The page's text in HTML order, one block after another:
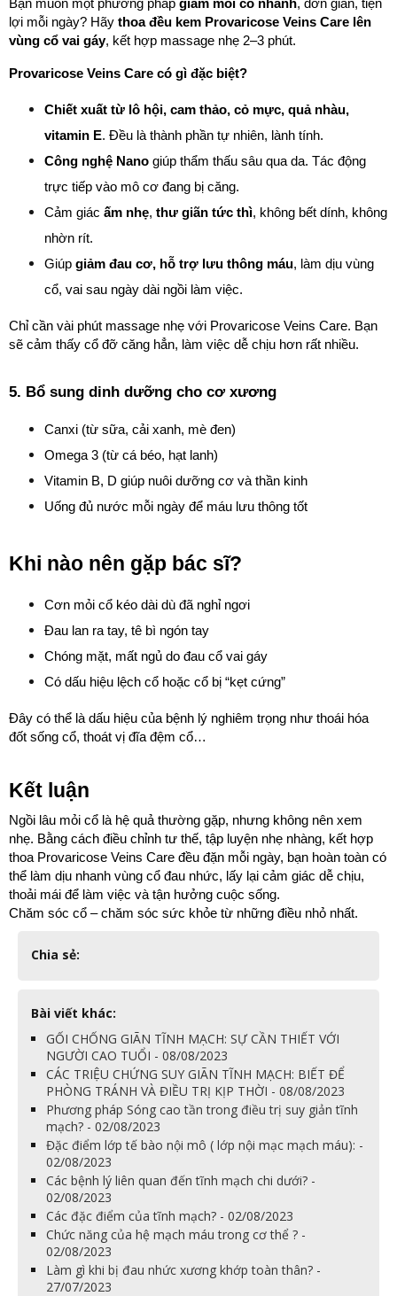
Bạn muốn một phương pháp giảm mỏi cổ nhanh, đơn giản, tiện
lợi mỗi ngày? Hãy thoa đều kem Provaricose Veins Care lên
vùng cổ vai gáy, kết hợp massage nhẹ 2–3 phút.
Provaricose Veins Care có gì đặc biệt?
Chiết xuất từ lô hội, cam thảo, cỏ mực, quả nhàu,
vitamin E. Đều là thành phần tự nhiên, lành tính.
Công nghệ Nano giúp thẩm thấu sâu qua da. Tác động
trực tiếp vào mô cơ đang bị căng.
Cảm giác ấm nhẹ, thư giãn tức thì, không bết dính, không
nhờn rít.
Giúp giảm đau cơ, hỗ trợ lưu thông máu, làm dịu vùng
cổ, vai sau ngày dài ngồi làm việc.
Chỉ cần vài phút massage nhẹ với Provaricose Veins Care. Bạn
sẽ cảm thấy cổ đỡ căng hẳn, làm việc dễ chịu hơn rất nhiều.
5. Bổ sung dinh dưỡng cho cơ xương
Canxi (từ sữa, cải xanh, mè đen)
Omega 3 (từ cá béo, hạt lanh)
Vitamin B, D giúp nuôi dưỡng cơ và thần kinh
Uống đủ nước mỗi ngày để máu lưu thông tốt
Khi nào nên gặp bác sĩ?
Cơn mỏi cổ kéo dài dù đã nghỉ ngơi
Đau lan ra tay, tê bì ngón tay
Chóng mặt, mất ngủ do đau cổ vai gáy
Có dấu hiệu lệch cổ hoặc cổ bị “kẹt cứng”
Đây có thể là dấu hiệu của bệnh lý nghiêm trọng như thoái hóa
đốt sống cổ, thoát vị đĩa đệm cổ…
Kết luận
Ngồi lâu mỏi cổ là hệ quả thường gặp, nhưng không nên xem
nhẹ. Bằng cách điều chỉnh tư thế, tập luyện nhẹ nhàng, kết hợp
thoa Provaricose Veins Care đều đặn mỗi ngày, bạn hoàn toàn có
thể làm dịu nhanh vùng cổ đau nhức, lấy lại cảm giác dễ chịu,
thoải mái để làm việc và tận hưởng cuộc sống.
Chăm sóc cổ – chăm sóc sức khỏe từ những điều nhỏ nhất.
Chia sẻ:
Bài viết khác:
GỐI CHỐNG GIÃN TĨNH MẠCH: SỰ CẦN THIẾT VỚI
NGƯỜI CAO TUỔI - 08/08/2023
CÁC TRIỆU CHỨNG SUY GIÃN TĨNH MẠCH: BIẾT ĐỂ
PHÒNG TRÁNH VÀ ĐIỀU TRỊ KỊP THỜI - 08/08/2023
Phương pháp Sóng cao tần trong điều trị suy giản tĩnh
mạch? - 02/08/2023
Đặc điểm lớp tế bào nội mô ( lớp nội mạc mạch máu): -
02/08/2023
Các bệnh lý liên quan đến tĩnh mạch chi dưới? -
02/08/2023
Các đặc điểm của tĩnh mạch? - 02/08/2023
Chức năng của hệ mạch máu trong cơ thể ? -
02/08/2023
Làm gì khi bị đau nhức xương khớp toàn thân? -
27/07/2023